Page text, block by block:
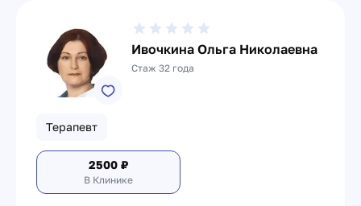
Ивочкина Ольга Николаевна
Стаж 32 года
Терапевт
2500 ₽
В Клинике